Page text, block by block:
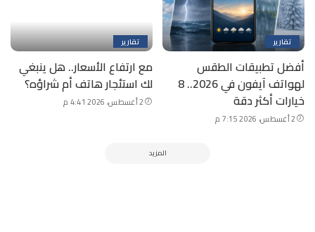
تقارير
أفضل تطبيقات الطقس
لهواتف آيفون في 2026.. 8
خيارات أكثر دقة
2 أغسطس، 2026 7:15 م
تقارير
مع ارتفاع الأسعار.. هل ينبغي
لك استئجار هاتف أم شراؤه؟
2 أغسطس، 2026 4:41 م
المزيد